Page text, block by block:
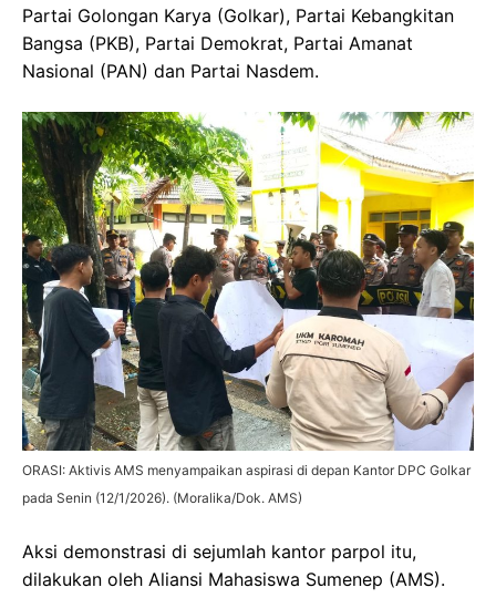
Partai Golongan Karya (Golkar), Partai Kebangkitan
Bangsa (PKB), Partai Demokrat, Partai Amanat
Nasional (PAN) dan Partai Nasdem.
ORASI: Aktivis AMS menyampaikan aspirasi di depan Kantor DPC Golkar
pada Senin (12/1/2026). (Moralika/Dok. AMS)
Aksi demonstrasi di sejumlah kantor parpol itu,
dilakukan oleh Aliansi Mahasiswa Sumenep (AMS).